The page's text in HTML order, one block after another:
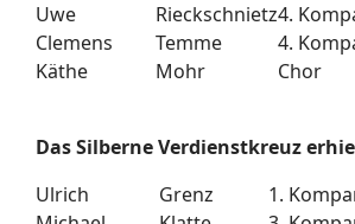
Uwe
Rieckschnietz4.
Clemens
Temme
4.
Käthe
Mohr Chor
Das Silberne Verdienstkreuz
Ulrich
Grenz
1.